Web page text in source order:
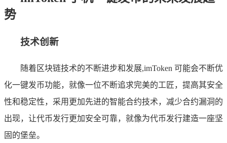
势
技术创新
随着区块链技术的不断进步和发展,imToken 可能会不断优
化一键发币功能，就像一位不断追求完美的工匠，提高其安全
性和稳定性，采用更加先进的智能合约技术，减少合约漏洞的
出现，让代币发行更加安全可靠，就像为代币发行建造一座坚
固的堡垒。